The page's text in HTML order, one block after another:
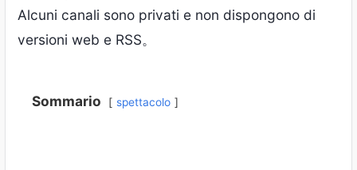
Alcuni canali sono privati ​​e non dispongono di
versioni web e RSS。
Sommario spettacolo